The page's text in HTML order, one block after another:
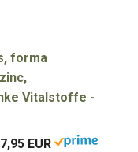
forma
Vitalstoffe -
7,95 EUR